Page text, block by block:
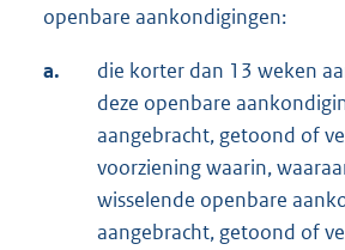
openbare aankondigingen:
a.
die korter dan 13 weken
deze openbare
aangebracht, getoond of
voorziening waarin,
wisselende openbare
aangebracht, getoond of